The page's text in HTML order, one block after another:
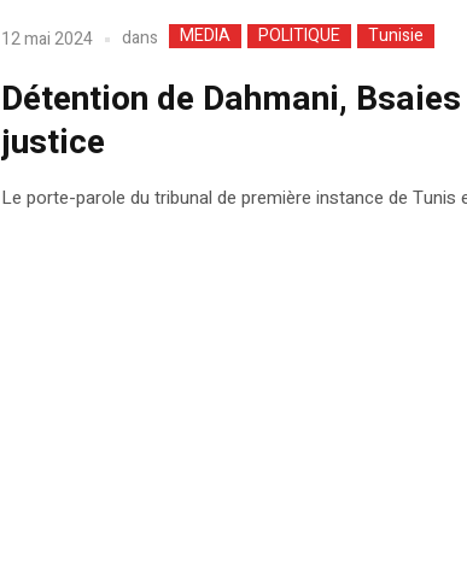
12 mai 2024 dans MEDIA POLITIQUE Tunisie
Détention de Dahmani,
justice
Le porte-parole du tribunal de première instance de Tunis